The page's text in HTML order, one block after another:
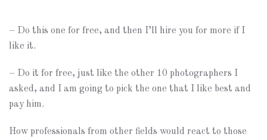
– Do this one for free, and then I’ll hire you for more if I
like it.
– Do it for free, just like the other 10 photographers I
asked, and I am going to pick the one that I like best and
pay him.
How professionals from other fields would react to those